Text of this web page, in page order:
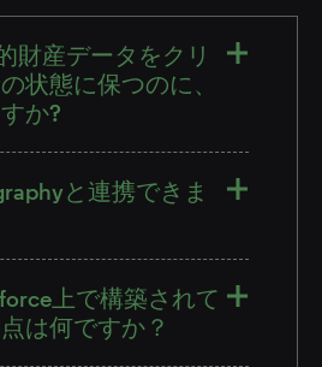
財産データをクリ
状態に保つのに、
か?
と連携できま
上で構築されて
は何ですか？